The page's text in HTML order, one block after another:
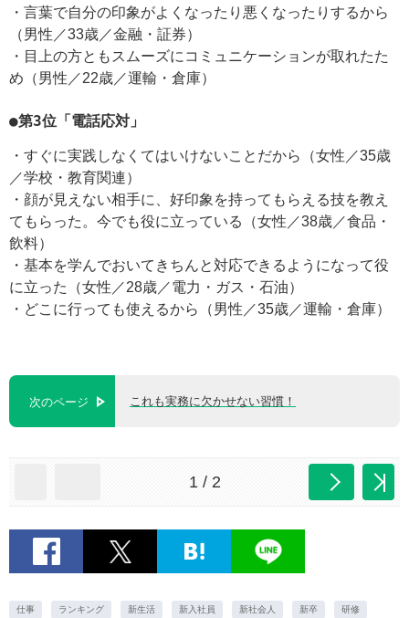
・言葉で自分の印象がよくなったり悪くなったりするから
（男性／33歳／金融・証券）
・目上の方ともスムーズにコミュニケーションが取れたた
め（男性／22歳／運輸・倉庫）
●第3位「電話応対」
・すぐに実践しなくてはいけないことだから（女性／35歳
／学校・教育関連）
・顔が見えない相手に、好印象を持ってもらえる技を教え
てもらった。今でも役に立っている（女性／38歳／食品・
飲料）
・基本を学んでおいてきちんと対応できるようになって役
に立った（女性／28歳／電力・ガス・石油）
・どこに行っても使えるから（男性／35歳／運輸・倉庫）
次のページ これも実務に欠かせない習慣！
1 / 2
仕事 ランキング 新生活 新入社員 新社会人 新卒 研修